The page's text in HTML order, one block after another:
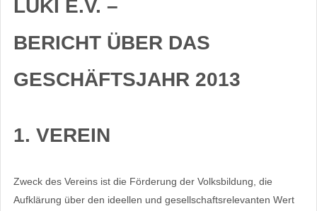
LUKI E.V. –
BERICHT ÜBER DAS
GESCHÄFTSJAHR 2013
1. VEREIN
Zweck des Vereins ist die Förderung der Volksbildung, die
Aufklärung über den ideellen und gesellschaftsrelevanten Wert